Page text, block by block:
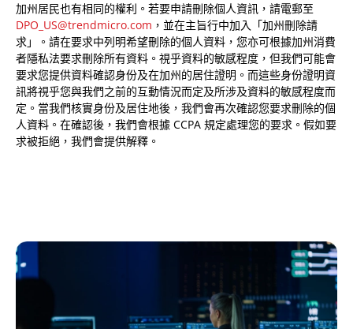
加州居民也有相同的權利。若要申請刪除個人資訊，請電郵至
DPO_US@trendmicro.com ，並在主旨行中加入「加州刪除請
求」。請在要求中列明希望刪除的個人資料，您亦可根據加州消費
者隱私法要求刪除所有資料。視乎資料的敏感程度，但我們可能會
要求您提供資料確認身份及在加州的居住證明。而這些身份證明資
訊將視乎您與我們之前的互動情況而定及所涉及資料的敏感程度而
定。當我們核實身份及居住地後，我們會再次確認您要求刪除的個
人資料。在確認後，我們會根據 CCPA 規定處理您的要求。假如要
求被拒絕，我們會提供解釋。